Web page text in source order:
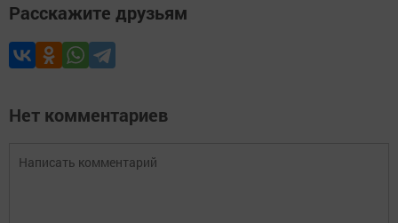
Расскажите друзьям
Нет комментариев